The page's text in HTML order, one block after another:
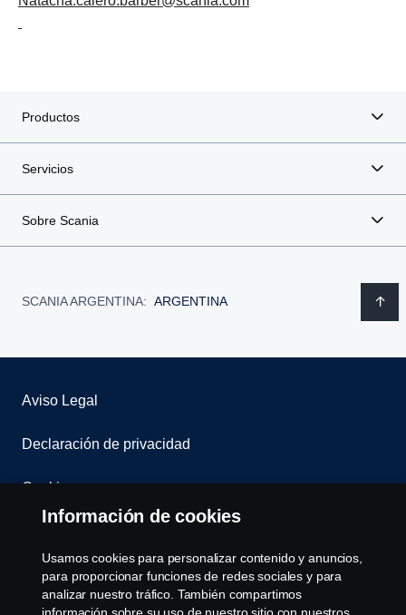
Productos
Servicios
Sobre Scania
SCANIA ARGENTINA: ARGENTINA
Aviso Legal
Declaración de privacidad
Cookies
Sistema de Denuncias
Información de cookies
Usamos cookies para personalizar contenido y anuncios,
para proporcionar funciones de redes sociales y para
analizar nuestro tráfico. También compartimos